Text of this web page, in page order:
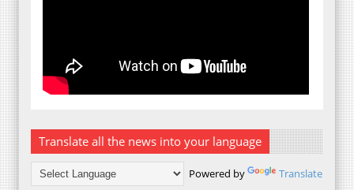
Translate all the news into your language
Powered by Translate